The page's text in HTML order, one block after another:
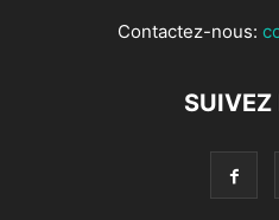
Contactez-nous:
SUIVEZ